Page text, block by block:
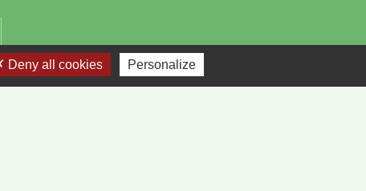
Deny all cookies Personalize